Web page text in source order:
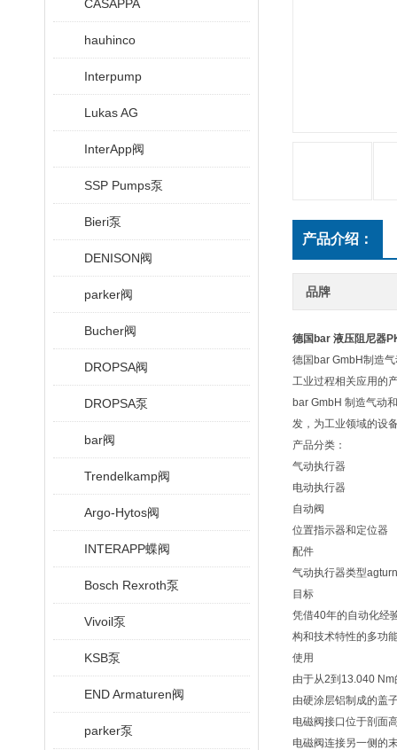
CASAPPA
hauhinco
Interpump
Lukas AG
InterApp阀
SSP Pumps泵
Bieri泵
DENISON阀
parker阀
Bucher阀
DROPSA阀
DROPSA泵
bar阀
Trendelkamp阀
Argo-Hytos阀
INTERAPP蝶阀
Bosch Rexroth泵
Vivoil泵
KSB泵
END Armaturen阀
parker泵
产品介绍：
品牌
德国bar 液压阻尼器
德国bar GmbH制造
工业过程相关应用的
bar GmbH 制造气动
发，为工业领域的设
产品分类：
气动执行器
电动执行器
自动阀
位置指示器和定位器
配件
气动执行器类型agturn
目标
凭借40年的自动化经
构和技术特性的多功
使用
由于从2到13.040
由硬涂层铝制成的盖
电磁阀接口位于剖面
电磁阀连接另一侧的